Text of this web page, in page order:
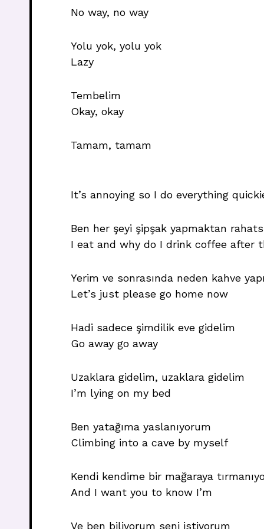
No way, no way
Yolu yok, yolu yok
Lazy
Tembelim
Okay, okay
Tamam, tamam
It’s annoying so I do everything
Ben her şeyi şipşak yapmaktan
I eat and why do I drink coffee after
Yerim ve sonrasında neden kahve
Let’s just please go home now
Hadi sadece şimdilik eve gidelim
Go away go away
Uzaklara gidelim, uzaklara gidelim
I’m lying on my bed
Ben yatağıma yaslanıyorum
Climbing into a cave by myself
Kendi kendime bir mağaraya
And I want you to know I’m
Ve ben biliyorum seni istiyorum